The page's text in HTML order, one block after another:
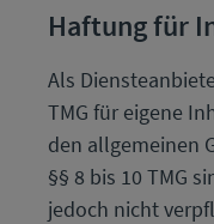
Haftung für
Als
TMG für eigene
den allgemeinen
§§ 8 bis 10 TMG
jedoch nicht